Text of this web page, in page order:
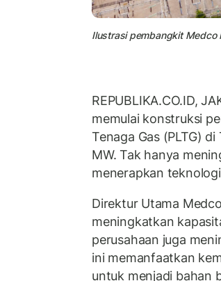
Ilustrasi pembangkit Medco
REPUBLIKA.CO.ID,
memulai konstruksi
Tenaga Gas (PLTG)
MW. Tak hanya
menerapkan teknologi
Direktur Utama
meningkatkan
perusahaan juga
ini memanfaatkan
untuk menjadi bahan